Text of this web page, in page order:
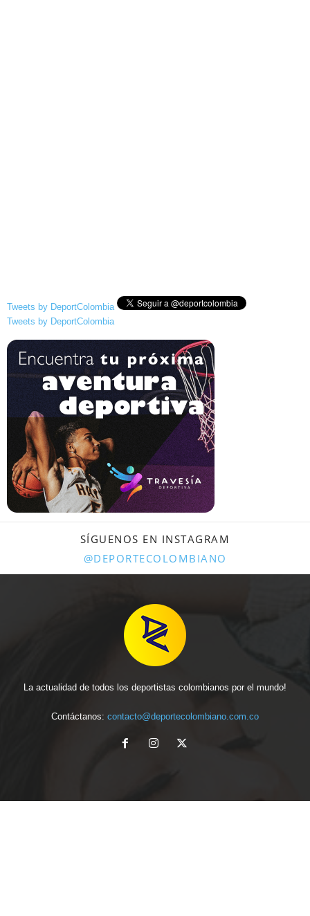
Tweets by DeportColombia
Tweets by DeportColombia
SÍGUENOS EN INSTAGRAM
@DEPORTECOLOMBIANO
La actualidad de todos los deportistas colombianos por el mundo!
Contáctanos: contacto@deportecolombiano.com.co